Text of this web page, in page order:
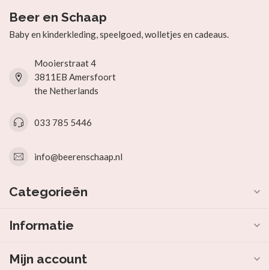
Beer en Schaap
Baby en kinderkleding, speelgoed, wolletjes en cadeaus.
Mooierstraat 4
3811EB Amersfoort
the Netherlands
033 785 5446
info@beerenschaap.nl
Categorieën
Informatie
Mijn account